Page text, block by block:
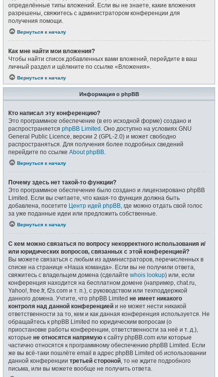
определённые типы вложений. Если вы не знаете, какие вложения
разрешены, свяжитесь с администратором конференции для
получения помощи.
Вернуться к началу
Как мне найти мои вложения?
Чтобы найти список добавленных вами вложений, перейдите в ваш
личный раздел и щёлкните по ссылке «Вложения».
Вернуться к началу
Информация о phpBB
Кто написал эту конференцию?
Это программное обеспечение (в его исходной форме) создано и
распространяется phpBB Limited . Оно доступно на условиях GNU
General Public Licence, версии 2 (GPL-2.0) и может свободно
распространяться. Для получения более подробных сведений
перейдите по ссылке About phpBB
Вернуться к началу
Почему здесь нет такой-то функции?
Это программное обеспечение было создано и лицензировано phpBB
Limited. Если вы считаете, что какая-то функция должна быть
добавлена, посетите Центр идей phpBB , где можно отдать свой голос
за уже поданные идеи или предложить собственные.
Вернуться к началу
С кем можно связаться по вопросу некорректного использования и/
или юридических вопросов, связанных с этой конференцией?
Вы можете связаться с любым из администраторов, перечисленных в
списке на странице «Наша команда». Если вы не получили ответа,
свяжитесь с владельцем домена (сделайте whois lookup) или, если
конференция находится на бесплатном домене (например, chat.ru,
Yahoo!, free.fr, f2s.com и т. п.), с руководством или техподдержкой
данного домена. Учтите, что phpBB Limited не имеет никакого
контроля над данной конференцией и не может нести никакой
ответственности за то, кем и как данная конференция используется. Не
обращайтесь к phpBB Limited по юридическим вопросам (о
приостановке работы конференции, ответственности за неё и т. д.),
которые не относятся напрямую к сайту phpBB.com или которые
частично относятся к программному обеспечению phpBB Limited. Если
же вы всё-таки пошлёте email в адрес phpBB Limited об использовании
данной конференции третьей стороной , то не ждите подробного
письма, или вы можете вообще не получить ответа.